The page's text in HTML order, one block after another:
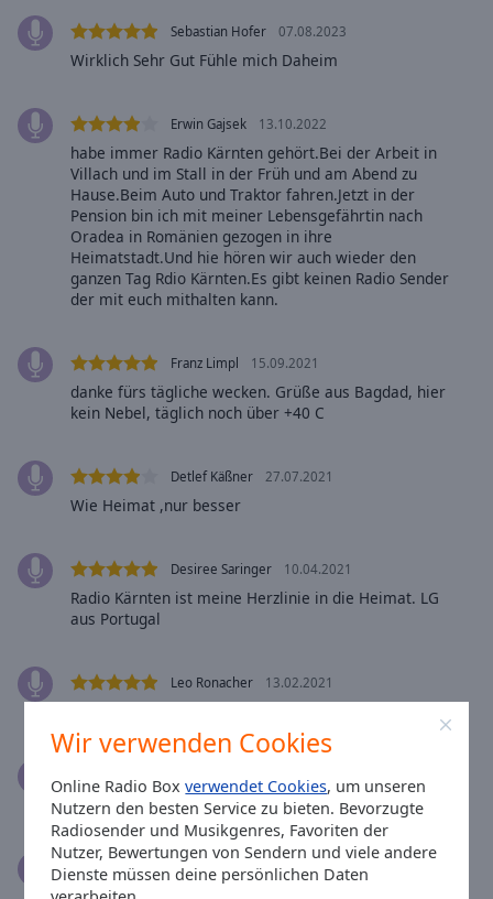
Wir verwenden Cookies
Online Radio Boxverwendet Cookies, um unseren
Nutzern den besten Service zu bieten. Bevorzugte
Radiosender und Musikgenres, Favoriten der
Nutzer, Bewertungen von Sendern und viele andere
Dienste müssen deine persönlichen Daten
Opacity
Font
Size
Family
Close
Modal
Dialog
dialog
window.
Sebastian Hofer 07.08.2023
Wirklich Sehr Gut Fühle mich Daheim
Erwin Gajsek 13.10.2022
habe immer Radio Kärnten gehört.Bei der Arbeit in
Villach und im Stall in der Früh und am Abend zu
Hause.Beim Auto und Traktor fahren.Jetzt in der
Pension bin ich mit meiner Lebensgefährtin nach
Oradea in Romänien gezogen in ihre
Heimatstadt.Und hie hören wir auch wieder den
ganzen Tag Rdio Kärnten.Es gibt keinen Radio Sender
der mit euch mithalten kann.
Franz Limpl 15.09.2021
danke fürs tägliche wecken. Grüße aus Bagdad, hier
kein Nebel, täglich noch über +40 C
Detlef Käßner 27.07.2021
Wie Heimat ,nur besser
Desiree Saringer 10.04.2021
Radio Kärnten ist meine Herzlinie in die Heimat. LG
aus Portugal
Leo Ronacher 13.02.2021
super
Herbert Schwarz 13.12.2020